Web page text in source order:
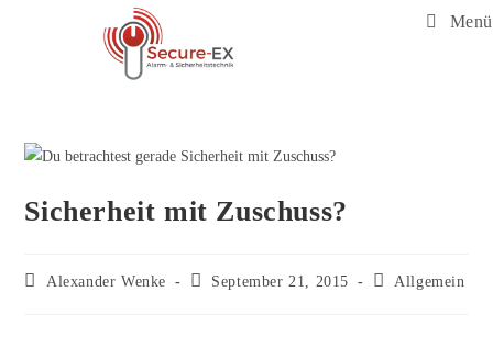
Menü
Sicherheit mit Zuschuss?
Alexander Wenke September 21, 2015 Allgemein